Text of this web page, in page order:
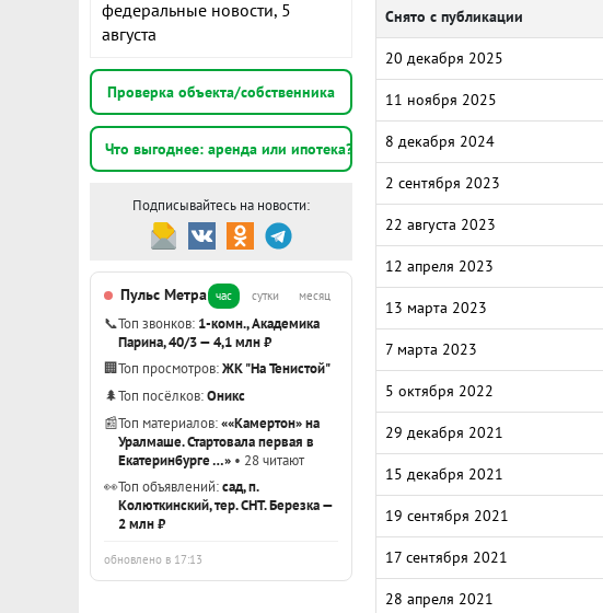
федеральные новости, 5
августа
Проверка объекта/собственника
Что выгоднее: аренда или ипотека?
Подписывайтесь на новости:
Пульс Метра час сутки месяц
📞Топ звонков: 1-комн., Академика
Парина, 40/3 — 4,1 млн ₽
🏢Топ просмотров:ЖК "На Тенистой"
🌲Топ посёлков:Оникс
📰Топ материалов:««Камертон» на
Уралмаше. Стартовала первая в
Екатеринбурге …» • 28 читают
👀Топ объявлений:сад, п.
Колюткинский, тер. СНТ. Березка —
2 млн ₽
обновлено в 17:13
Снято с публикации
20 декабря 2025
11 ноября 2025
8 декабря 2024
2 сентября 2023
22 августа 2023
12 апреля 2023
13 марта 2023
7 марта 2023
5 октября 2022
29 декабря 2021
15 декабря 2021
19 сентября 2021
17 сентября 2021
28 апреля 2021